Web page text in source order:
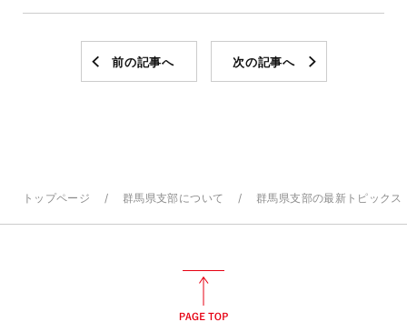
前の記事へ 次の記事へ
トップページ 群馬県支部について 群馬県支部の最新トピックス